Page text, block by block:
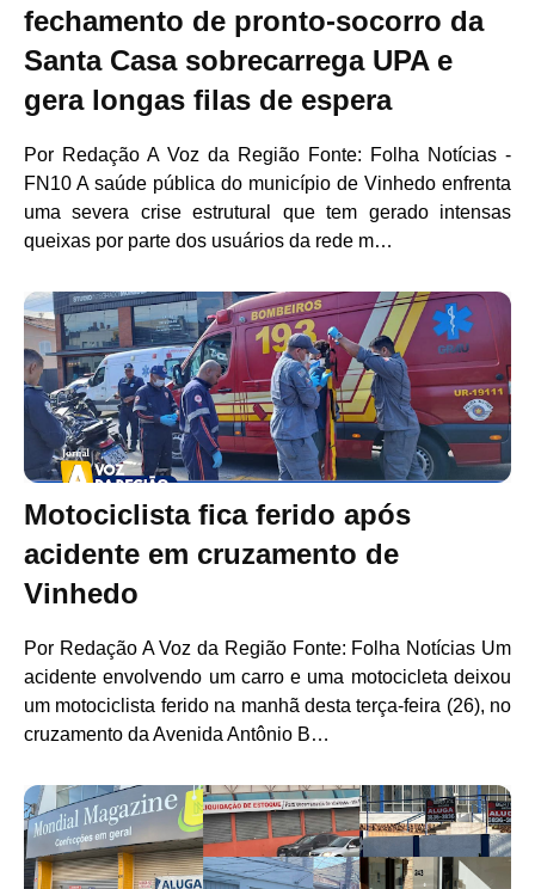
fechamento de pronto-socorro da
Santa Casa sobrecarrega UPA e
gera longas filas de espera
Por Redação A Voz da Região Fonte: Folha Notícias -
FN10 A saúde pública do município de Vinhedo enfrenta
uma severa crise estrutural que tem gerado intensas
queixas por parte dos usuários da rede m…
Motociclista fica ferido após
acidente em cruzamento de
Vinhedo
Por Redação A Voz da Região Fonte: Folha Notícias Um
acidente envolvendo um carro e uma motocicleta deixou
um motociclista ferido na manhã desta terça-feira (26), no
cruzamento da Avenida Antônio B…